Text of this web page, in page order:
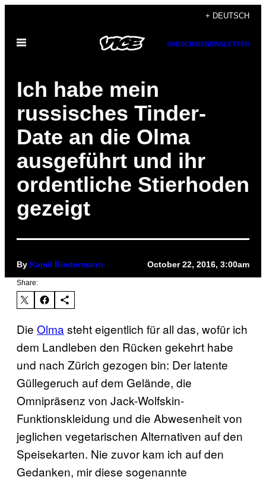
content
+ DEUTSCH
Open
SUBSCRIBENEWSLETTER
Ich habe mein
russisches Tinder-
Date an die Olma
ausgeführt und ihr
ordentliche Stierhoden
gezeigt
By Kamil Biedermann October 22, 2016, 3:00am
Share:
Die Olma steht eigentlich für all das, wofür ich
dem Landleben den Rücken gekehrt habe
und nach Zürich gezogen bin: Der latente
Güllegeruch auf dem Gelände, die
Omnipräsenz von Jack-Wolfskin-
Funktionskleidung und die Abwesenheit von
jeglichen vegetarischen Alternativen auf den
Speisekarten. Nie zuvor kam ich auf den
Gedanken, mir diese sogenannte